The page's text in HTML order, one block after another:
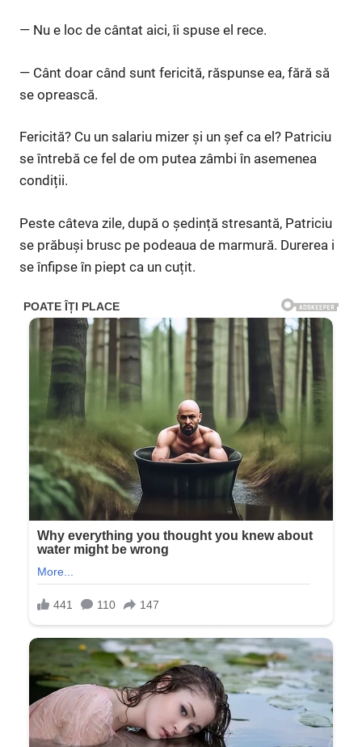
— Nu e loc de cântat aici, îi spuse el rece.
— Cânt doar când sunt fericită, răspunse ea, fără să
se oprească.
Fericită? Cu un salariu mizer și un șef ca el? Patriciu
se întrebă ce fel de om putea zâmbi în asemenea
condiții.
Peste câteva zile, după o ședință stresantă, Patriciu
se prăbuși brusc pe podeaua de marmură. Durerea i
se înfipse în piept ca un cuțit.